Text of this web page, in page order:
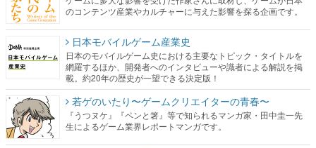
のコンテンツ産業やカルチャーに与えた影響を探る企画です。
日本モバイルゲーム産業史
日本のモバイルゲーム史における主要なトピック・タイトルを
網羅するほか、開発者へのインタビューや識者による解説を掲
載。約20年の歴史が一望できる決定版！
若ゲのいたり〜ゲームクリエイターの青春〜
『うつヌケ』『ペンと箸』等で知られるマンガ家・田中圭一先
生によるゲーム業界レポートマンガです。